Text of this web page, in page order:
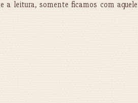
a leitura, somente ficamos com aquele